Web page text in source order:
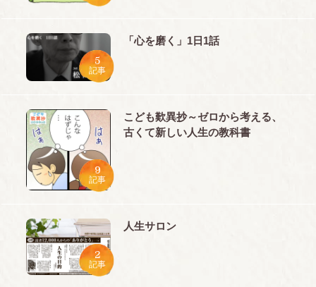
5
記事
「心を磨く」1日1話
9
記事
こども歎異抄～ゼロから考える、
古くて新しい人生の教科書
2
記事
人生サロン